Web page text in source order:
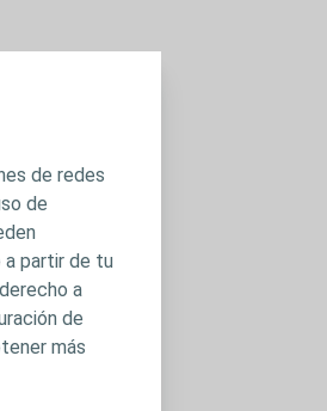
de redes
de
a partir de tu
a
de
más